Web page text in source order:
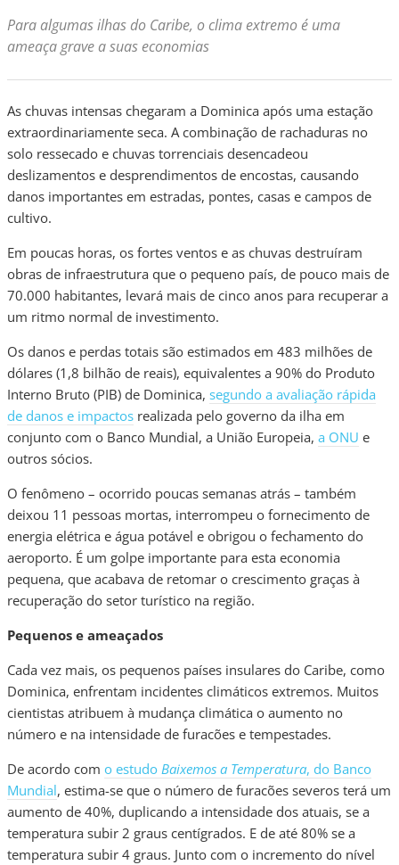
Para algumas ilhas do Caribe, o clima extremo é uma
ameaça grave a suas economias
As chuvas intensas chegaram a Dominica após uma estação
extraordinariamente seca. A combinação de rachaduras no
solo ressecado e chuvas torrenciais desencadeou
deslizamentos e desprendimentos de encostas, causando
danos importantes em estradas, pontes, casas e campos de
cultivo.
Em poucas horas, os fortes ventos e as chuvas destruíram
obras de infraestrutura que o pequeno país, de pouco mais de
70.000 habitantes, levará mais de cinco anos para recuperar a
um ritmo normal de investimento.
Os danos e perdas totais são estimados em 483 milhões de
dólares (1,8 bilhão de reais), equivalentes a 90% do Produto
Interno Bruto (PIB) de Dominica, segundo a avaliação rápida
de danos e impactos realizada pelo governo da ilha em
conjunto com o Banco Mundial, a União Europeia, a ONU e
outros sócios.
O fenômeno – ocorrido poucas semanas atrás – também
deixou 11 pessoas mortas, interrompeu o fornecimento de
energia elétrica e água potável e obrigou o fechamento do
aeroporto. É um golpe importante para esta economia
pequena, que acabava de retomar o crescimento graças à
recuperação do setor turístico na região.
Pequenos e ameaçados
Cada vez mais, os pequenos países insulares do Caribe, como
Dominica, enfrentam incidentes climáticos extremos. Muitos
cientistas atribuem à mudança climática o aumento no
número e na intensidade de furacões e tempestades.
De acordo com o estudo Baixemos a Temperatura, do Banco
Mundial, estima-se que o número de furacões severos terá um
aumento de 40%, duplicando a intensidade dos atuais, se a
temperatura subir 2 graus centígrados. E de até 80% se a
temperatura subir 4 graus. Junto com o incremento do nível